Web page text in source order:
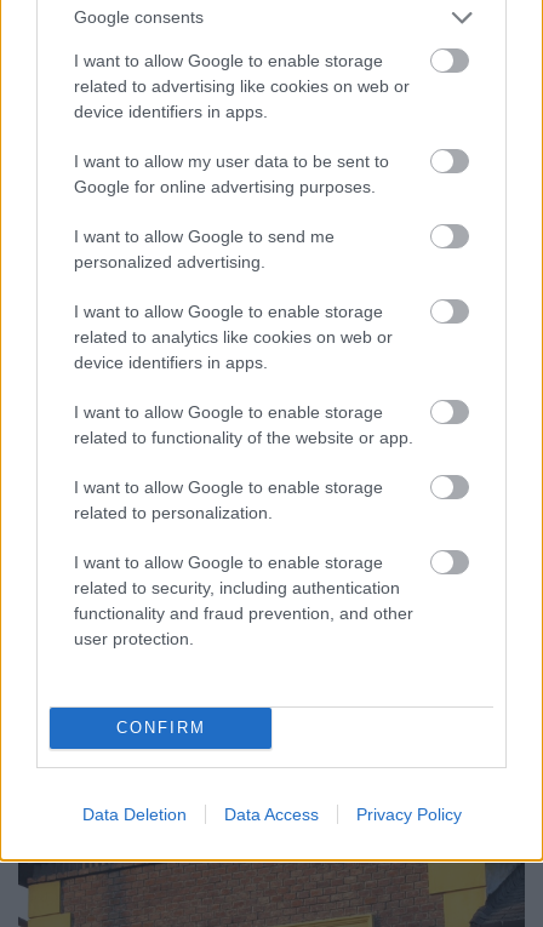
Google consents
I want to allow Google to enable storage
related to advertising like cookies on web or
device identifiers in apps.
I want to allow my user data to be sent to
Google for online advertising purposes.
I want to allow Google to send me
personalized advertising.
I want to allow Google to enable storage
related to analytics like cookies on web or
device identifiers in apps.
I want to allow Google to enable storage
related to functionality of the website or app.
I want to allow Google to enable storage
related to personalization.
I want to allow Google to enable storage
related to security, including authentication
functionality and fraud prevention, and other
user protection.
CONFIRM
Data Deletion Data Access Privacy Policy
gyakran típustervek alapján készülnek (ez az
egységes "telepszerű" megjelenés miatt is
szükséges), gyakran alkalmaznak az építészek
valami egyénit az egyes házakon, hogy azért ne
legyen unalmas az utcakép. Ilyen "extra" a két
torony mellett az egyik saroképület szép fából
készült tornyos verandája (persze a telep régen
színezés és persze az épületek állapota is egyforma
Ha választani kéne, akkor talán ez a telep legszebb,
legarányosabb épülete. Szerencsére ez is jó, és az
eredetihez hasonló állapotban van. A teraszok